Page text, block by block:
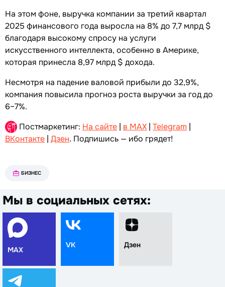
На этом фоне, выручка компании за третий квартал
2025 финансового года выросла на 8% до 7,7 млрд $
благодаря высокому спросу на услуги
искусственного интеллекта, особенно в Америке,
которая принесла 8,97 млрд $ дохода.
Несмотря на падение валовой прибыли до 32,9%,
компания повысила прогноз роста выручки за год до
6–7%.
Постмаркетинг: На сайте | в MAX | Telegram |
ВКонтакте | Дзен. Подпишись — ибо грядет!
БИЗНЕС
Мы в социальных сетях:
MAX
VK Дзен